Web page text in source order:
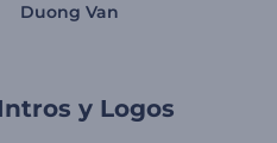
Duong Van
y Logos